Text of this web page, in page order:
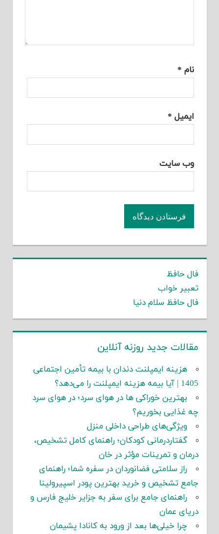
نام *
ایمیل *
وب‌ سایت
فال حافظ
تعبیر خواب
فال حافظ سلام دنیا
مقالات جدید روزنه آنلاین
هزینه ایمپلنت دندان با بیمه تأمین اجتماعی
1405 | آیا بیمه هزینه ایمپلنت را می‌دهد؟
بهترین خوراکی ها در هوای سرد؛ در هوای سرد
چه غذایی بخوریم؟
ویژگی‌های طراحی داخلی منزل
گفتاردرمانی کودکان؛ راهنمای کامل تشخیص،
درمان و تمرینات مؤثر در خان
راز سلامتی فضانوردان در سفره شما؛ راهنمای
جامع تشخیص و خرید بهترین پودر اسپیرولینا
راهنمای جامع برای سفر به جزایر خلیج فارس و
دریای عمان
چرا خیلی‌ها بعد از ورود به کانادا پشیمان